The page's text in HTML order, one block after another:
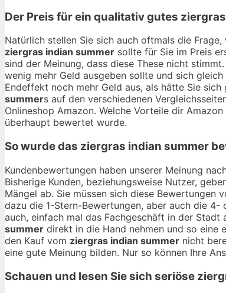
Der Preis für ein qualitativ gutes
Natürlich stellen Sie sich auch oftmals die
ziergras indian summer sollte für Sie im Preis
sind der Meinung, dass diese These nicht
wenig mehr Geld ausgeben sollte und sich
Endeffekt noch mehr Geld aus, als hätte Sie sich
summers auf den verschiedenen
Onlineshop Amazon. Welche Vorteile dir
überhaupt bewertet wurde.
So wurde das ziergras indian summer
Kundenbewertungen haben unserer Meinung
Bisherige Kunden, beziehungsweise Nutzer,
Mängel ab. Sie müssen sich diese Bewertungen
dazu die 1-Stern-Bewertungen, aber auch die 4-
auch, einfach mal das Fachgeschäft in der
summer direkt in die Hand nehmen und so eine
den Kauf vom ziergras indian summer nicht
eine gute Meinung bilden. Nur so können Ihre
Schauen und lesen Sie sich seriöse